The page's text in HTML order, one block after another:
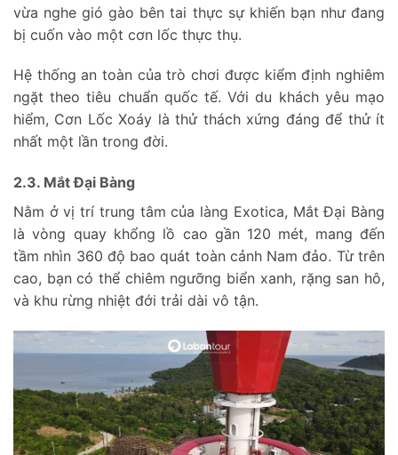
vừa nghe gió gào bên tai thực sự khiến bạn như đang
bị cuốn vào một cơn lốc thực thụ.
Hệ thống an toàn của trò chơi được kiểm định nghiêm
ngặt theo tiêu chuẩn quốc tế. Với du khách yêu mạo
hiểm, Cơn Lốc Xoáy là thử thách xứng đáng để thử ít
nhất một lần trong đời.
2.3. Mắt Đại Bàng
Nằm ở vị trí trung tâm của làng Exotica, Mắt Đại Bàng
là vòng quay khổng lồ cao gần 120 mét, mang đến
tầm nhìn 360 độ bao quát toàn cảnh Nam đảo. Từ trên
cao, bạn có thể chiêm ngưỡng biển xanh, rặng san hô,
và khu rừng nhiệt đới trải dài vô tận.